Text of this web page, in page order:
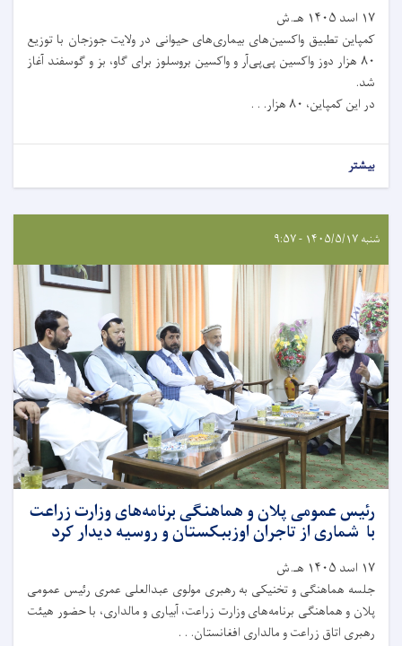
۱۷ اسد ۱۴۰۵ هـ.ش
کمپاین تطبیق واکسین‌های بیماری‌های حیوانی در ولایت جوزجان با توزیع
۸۰ هزار دوز واکسین پی‌پی‌آر و واکسین بروسلوز برای گاو، بز و گوسفند آغاز
شد.
در این کمپاین، ۸۰ هزار. . .
بیشتر
شنبه ۱۴۰۵/۵/۱۷ - ۹:۵۷
رئیس عمومی پلان و هماهنگی برنامه‌های وزارت زراعت
با شماری از تاجران اوزببکستان و روسیه دیدار کرد
۱۷ اسد ۱۴۰۵ هـ.ش
جلسه هماهنگی و تخنیکی به رهبری مولوی عبدالعلی عمری رئیس عمومی
پلان و هماهنگی برنامه‌های وزارت زراعت، آبیاری و مالداری، با حضور هیئت
رهبری اتاق زراعت و مالداری افغانستان. . .